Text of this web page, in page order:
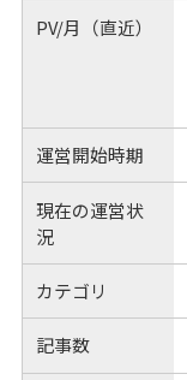
PV/月（直近）
運営開始時期
現在の運営状
況
カテゴリ
記事数